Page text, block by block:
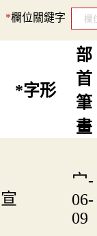
*欄位關鍵字
*字形
部
首
筆
畫
宣
宀-
06-
09